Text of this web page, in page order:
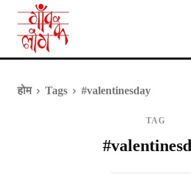
होम Tags #valentinesday
TAG